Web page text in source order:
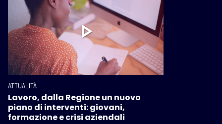
ATTUALITÀ
Lavoro, dalla Regione un nuovo
piano di interventi: giovani,
formazione e crisi aziendali